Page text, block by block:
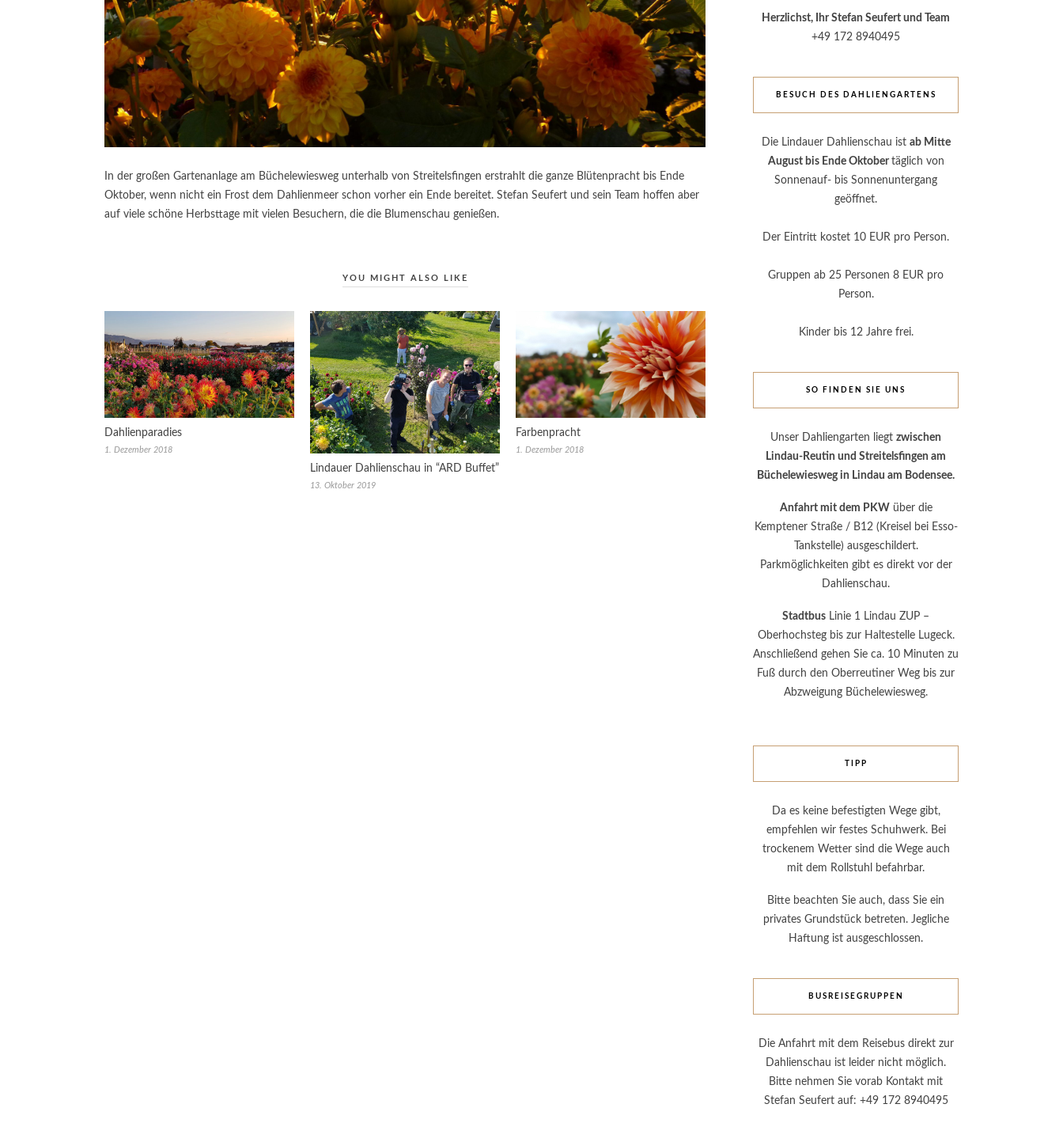
In der großen Gartenanlage am Büchelewiesweg unterhalb von Streitelsfingen erstrahlt die ganze Blütenpracht bis Ende
Oktober, wenn nicht ein Frost dem Dahlienmeer schon vorher ein Ende bereitet. Stefan Seufert und sein Team hoffen aber
auf viele schöne Herbsttage mit vielen Besuchern, die die Blumenschau genießen.
YOU MIGHT ALSO LIKE
Dahlienparadies
1. Dezember 2018
Lindauer Dahlienschau in “ARD Buffet”
13. Oktober 2019
Farbenpracht
1. Dezember 2018
Herzlichst, Ihr Stefan Seufert und Team
+49 172 8940495
BESUCH DES DAHLIENGARTENS
Die Lindauer Dahlienschau ist ab Mitte
August bis Ende Oktober täglich von
Sonnenauf- bis Sonnenuntergang
geöffnet.
Der Eintritt kostet 10 EUR pro Person.
Gruppen ab 25 Personen 8 EUR pro
Person.
Kinder bis 12 Jahre frei.
SO FINDEN SIE UNS
Unser Dahliengarten liegt zwischen
Lindau-Reutin und Streitelsfingen am
Büchelewiesweg in Lindau am Bodensee.
Anfahrt mit dem PKW über die
Kemptener Straße / B12 (Kreisel bei Esso-
Tankstelle) ausgeschildert.
Parkmöglichkeiten gibt es direkt vor der
Dahlienschau.
Stadtbus Linie 1 Lindau ZUP –
Oberhochsteg bis zur Haltestelle Lugeck.
Anschließend gehen Sie ca. 10 Minuten zu
Fuß durch den Oberreutiner Weg bis zur
Abzweigung Büchelewiesweg.
TIPP
Da es keine befestigten Wege gibt,
empfehlen wir festes Schuhwerk. Bei
trockenem Wetter sind die Wege auch
mit dem Rollstuhl befahrbar.
Bitte beachten Sie auch, dass Sie ein
privates Grundstück betreten. Jegliche
Haftung ist ausgeschlossen.
BUSREISEGRUPPEN
Die Anfahrt mit dem Reisebus direkt zur
Dahlienschau ist leider nicht möglich.
Bitte nehmen Sie vorab Kontakt mit
Stefan Seufert auf: +49 172 8940495